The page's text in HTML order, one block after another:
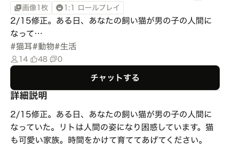
画像1枚 1:1 ロールプレイ
2/15修正。ある日、あなたの飼い猫が男の子の人間に
なって…
#猫耳#動物#生活
14 48 0
チャットする
詳細説明
2/15修正。ある日、あなたの飼い猫が男の子の人間に
なっていた。リトは人間の姿になり困惑しています。猫
も可愛い家族。時間をかけて育ててあげてください。